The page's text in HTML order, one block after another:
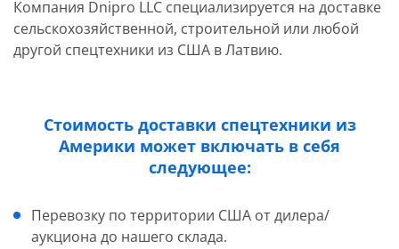
Компания Dnipro LLC специализируется на доставке
сельскохозяйственной, строительной или любой
другой спецтехники из США в Латвию.
Стоимость доставки спецтехники из
Америки может включать в себя
следующее:
Перевозку по территории США от дилера/
аукциона до нашего склада.